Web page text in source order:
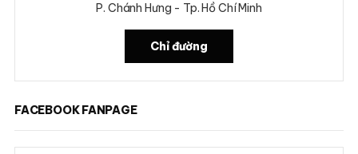
P. Chánh Hưng - Tp. Hồ Chí Minh
Chỉ đường
FACEBOOK FANPAGE